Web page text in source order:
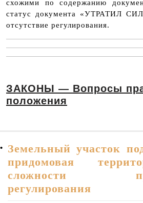
схожими по содержанию
статус документа «УТРАТИЛ
отсутствие регулирования.
ЗАКОНЫ — Вопросы
положения
•
Земельный участок
придомовая
сложности
регулирования